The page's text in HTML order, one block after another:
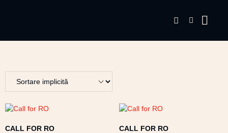
CALL FOR RO
CALL FOR RO